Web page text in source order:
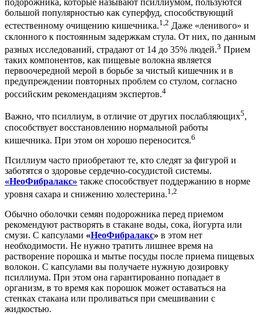
подорожника, которые называют псиллиумом, пользуются
большой популярностью как суперфуд, способствующий
естественному очищению кишечника.1,2 Даже «ленивого» и
склонного к постоянным задержкам стула. От них, по данным
разных исследований, страдают от 14 до 35% людей.3 Прием
таких компонентов, как пищевые волокна является
первоочередной мерой в борьбе за чистый кишечник и в
предупреждении повторных проблем со стулом, согласно
российским рекомендациям экспертов.4
Важно, что псиллиум, в отличие от других послабляющих5,
способствует восстановлению нормальной работы
кишечника. При этом он хорошо переносится.6
Псиллиум часто приобретают те, кто следят за фигурой и
заботятся о здоровье сердечно-сосудистой системы.
«НеоФибралакс» также способствует поддержанию в норме
уровня сахара и снижению холестерина.1,2
Обычно оболочки семян подорожника перед приемом
рекомендуют растворять в стакане воды, сока, йогурта или
смузи. С капсулами «НеоФибралакс» в этом нет
необходимости. Не нужно тратить лишнее время на
растворение порошка и мытье посуды после приема пищевых
волокон. С капсулами вы получаете нужную дозировку
псиллиума. При этом она гарантированно попадает в
организм, в то время как порошок может оставаться на
стенках стакана или проливаться при смешивании с
жидкостью.